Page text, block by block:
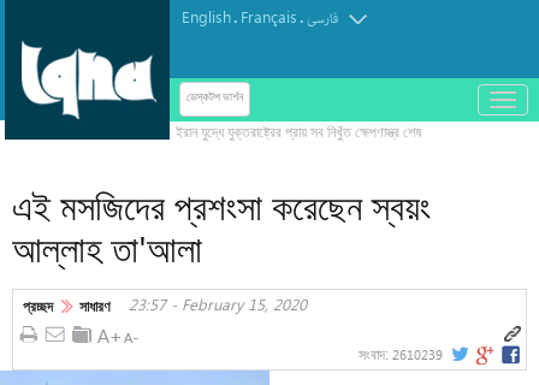
English. Français.فارسی
ডেস্কটপ ভার্শন
باز
و
এই মসজিদের প্রশংসা করেছেন স্বয়ং
আল্লাহ তা'আলা
প্রচ্ছদ সাধারণ 23:57 - February 15, 2020
সংবাদ: 2610239